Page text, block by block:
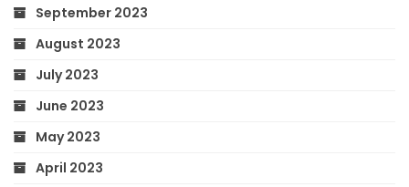
September 2023
August 2023
July 2023
June 2023
May 2023
April 2023